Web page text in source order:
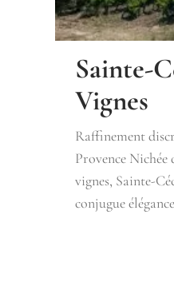
Sainte-
Vignes
Raffinement
Provence Nichée
vignes, Sainte-
conjugue